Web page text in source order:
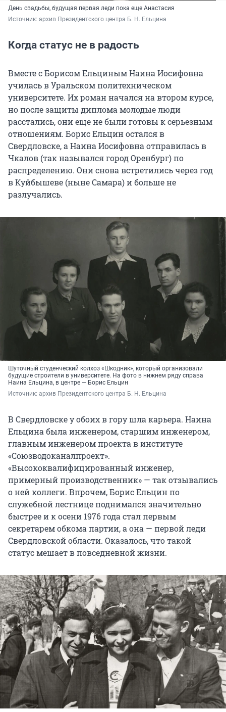
День свадьбы, будущая первая леди пока еще Анастасия
Источник: архив Президентского центра Б. Н. Ельцина
Когда статус не в радость
Вместе с Борисом Ельциным Наина Иосифовна
училась в Уральском политехническом
университете. Их роман начался на втором курсе,
но после защиты диплома молодые люди
расстались, они еще не были готовы к серьезным
отношениям. Борис Ельцин остался в
Свердловске, а Наина Иосифовна отправилась в
Чкалов (так назывался город Оренбург) по
распределению. Они снова встретились через год
в Куйбышеве (ныне Самара) и больше не
разлучались.
Шуточный студенческий колхоз «Шкодник», который организовали
будущие строители в университете. На фото в нижнем ряду справа
Наина Ельцина, в центре — Борис Ельцин
Источник: архив Президентского центра Б. Н. Ельцина
В Свердловске у обоих в гору шла карьера. Наина
Ельцина была инженером, старшим инженером,
главным инженером проекта в институте
«Союзводоканалпроект».
«Высококвалифицированный инженер,
примерный производственник» — так отзывались
о ней коллеги. Впрочем, Борис Ельцин по
служебной лестнице поднимался значительно
быстрее и к осени 1976 года стал первым
секретарем обкома партии, а она — первой леди
Свердловской области. Оказалось, что такой
статус мешает в повседневной жизни.